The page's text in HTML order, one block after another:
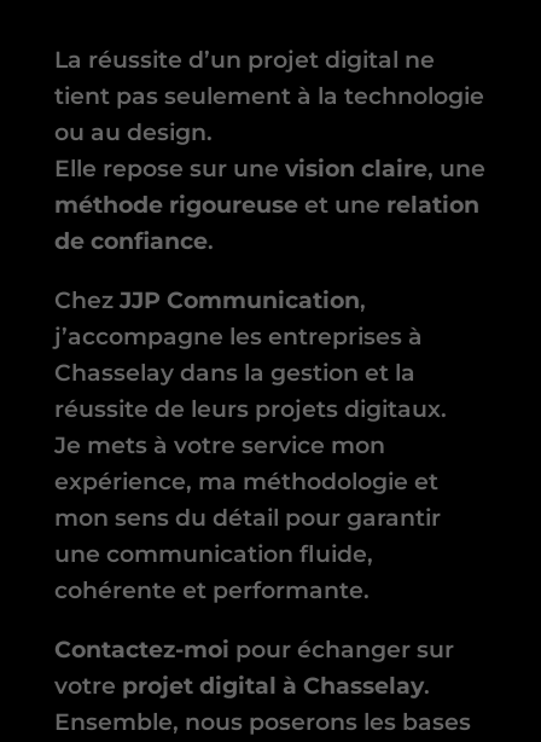
La réussite d’un projet digital ne
tient pas seulement à la technologie
ou au design.
Elle repose sur une vision claire, une
méthode rigoureuseet une relation
de confiance.
Chez JJP Communication,
j’accompagne les entreprises à
Chasselay dans la gestion et la
réussite de leurs projets digitaux.
Je mets à votre service mon
expérience, ma méthodologie et
mon sens du détail pour garantir
une communication fluide,
cohérente et performante.
Contactez-moi pour échanger sur
votre projet digital à Chasselay.
Ensemble, nous poserons les bases